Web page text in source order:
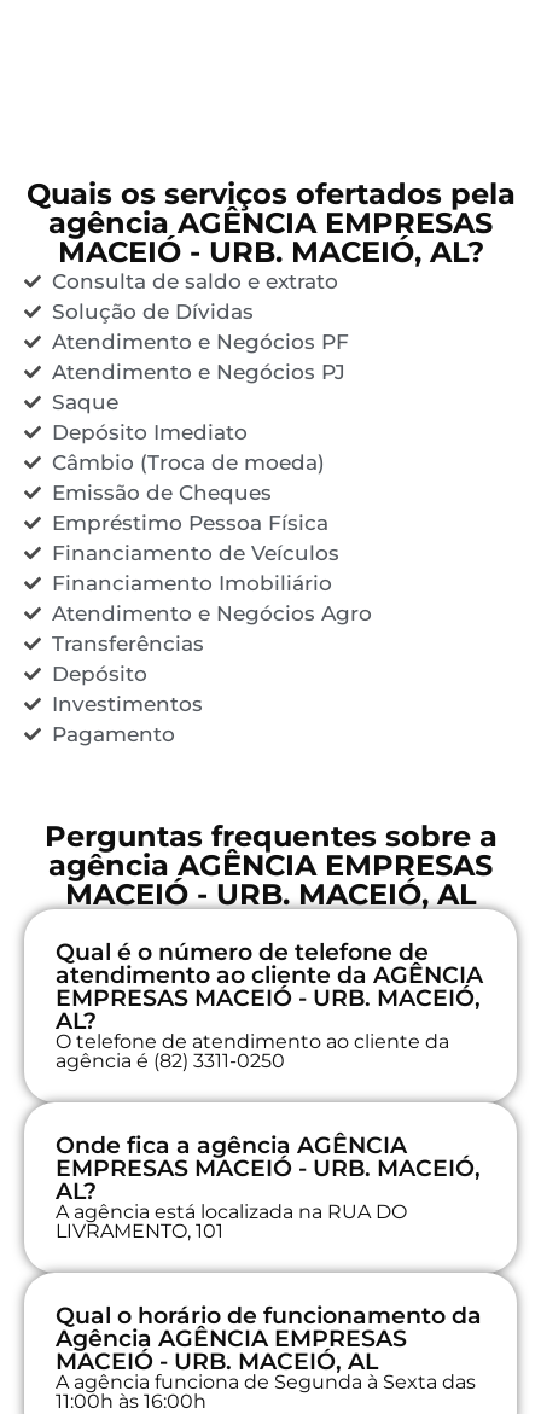
Quais os serviços ofertados pela
agência AGÊNCIA EMPRESAS
MACEIÓ - URB. MACEIÓ, AL?
Consulta de saldo e extrato
Solução de Dívidas
Atendimento e Negócios PF
Atendimento e Negócios PJ
Saque
Depósito Imediato
Câmbio (Troca de moeda)
Emissão de Cheques
Empréstimo Pessoa Física
Financiamento de Veículos
Financiamento Imobiliário
Atendimento e Negócios Agro
Transferências
Depósito
Investimentos
Pagamento
Perguntas frequentes sobre a
agência AGÊNCIA EMPRESAS
MACEIÓ - URB. MACEIÓ, AL
Qual é o número de telefone de
atendimento ao cliente da AGÊNCIA
EMPRESAS MACEIÓ - URB. MACEIÓ,
AL?
O telefone de atendimento ao cliente da
agência é (82) 3311-0250
Onde fica a agência AGÊNCIA
EMPRESAS MACEIÓ - URB. MACEIÓ,
AL?
A agência está localizada na RUA DO
LIVRAMENTO, 101
Qual o horário de funcionamento da
Agência AGÊNCIA EMPRESAS
MACEIÓ - URB. MACEIÓ, AL
A agência funciona de Segunda à Sexta das
11:00h às 16:00h